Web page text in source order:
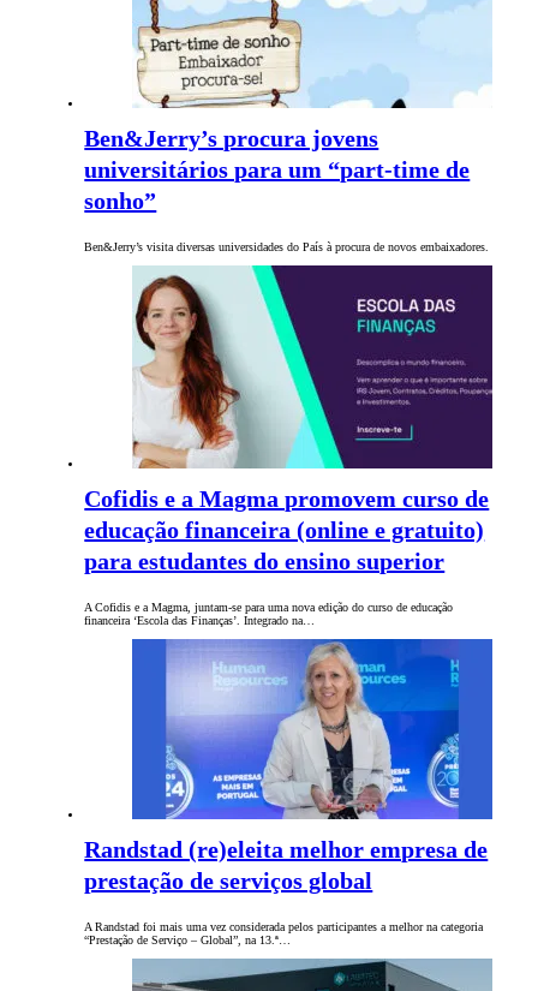
Ben&Jerry’s procura jovens
universitários para um “part-time de
sonho”
Ben&Jerry’s visita diversas universidades do País à procura de novos embaixadores.
Cofidis e a Magma promovem curso de
educação financeira (online e gratuito)
para estudantes do ensino superior
A Cofidis e a Magma, juntam-se para uma nova edição do curso de educação
financeira ‘Escola das Finanças’. Integrado na…
Randstad (re)eleita melhor empresa de
prestação de serviços global
A Randstad foi mais uma vez considerada pelos participantes a melhor na categoria
“Prestação de Serviço – Global”, na 13.ª…